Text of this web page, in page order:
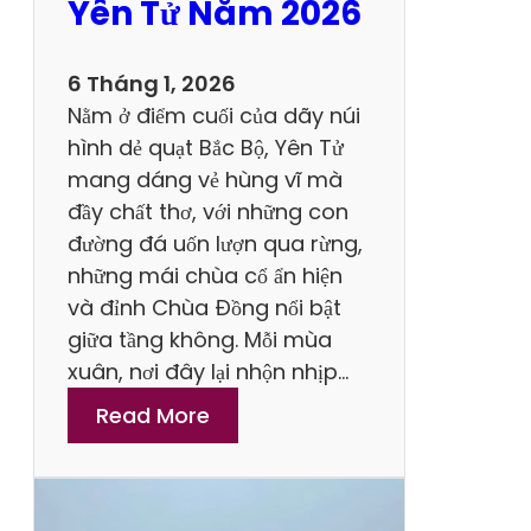
à
i
ệ
u
Q
u
ả
n
ỏ
Q
u
a
K
h
i
Đ
ế
n
u
L
Yên Tử Năm 2026
6 Tháng 1, 2026
Nằm ở điểm cuối của dãy núi
hình dẻ quạt Bắc Bộ, Yên Tử
mang dáng vẻ hùng vĩ mà
đầy chất thơ, với những con
đường đá uốn lượn qua rừng,
những mái chùa cổ ẩn hiện
và đỉnh Chùa Đồng nổi bật
giữa tầng không. Mỗi mùa
xuân, nơi đây lại nhộn nhịp…
Read More
C
ậ